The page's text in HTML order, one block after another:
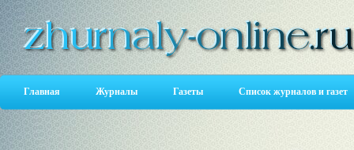
Главная Журналы Газеты Список журналов и газет